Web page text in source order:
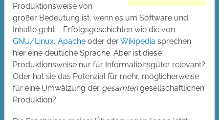
Produktionsweise von
großer Bedeutung ist, wenn es um Software und
Inhalte geht – Erfolgsgeschichten wie die von
GNU/Linux,Apache oder derWikipedia sprechen
hier eine deutliche Sprache. Aber ist diese
Produktionsweise nur für Informationsgüter relevant?
Oder hat sie das Potenzial für mehr, möglicherweise
für eine Umwälzung der gesamtengesellschaftlichen
Produktion?